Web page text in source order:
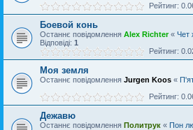
Рейтинг:
Боевой конь
Останнє повідомлення Alex Richter« Чет
Відповіді: 1
Рейтинг:
Моя земля
Останнє повідомлення Jurgen Koos «
Рейтинг:
Дежавю
Останнє повідомлення Политрук « Пон